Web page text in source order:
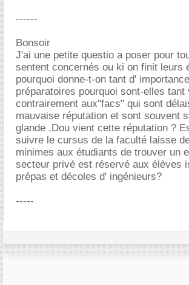
------
Bonsoir
J'ai une petite questio a poser pour
sentent concernés ou ki on finit leurs
pourquoi donne-t-on tant d'
préparatoires pourquoi sont-elles tant
contrairement aux"facs" qui sont
mauvaise réputation et sont souvent
glande .Dou vient cette réputation ?
suivre le cursus de la faculté laisse
minimes aux étudiants de trouver un
secteur privé est réservé aux élèves
prépas et décoles d' ingénieurs?
-----